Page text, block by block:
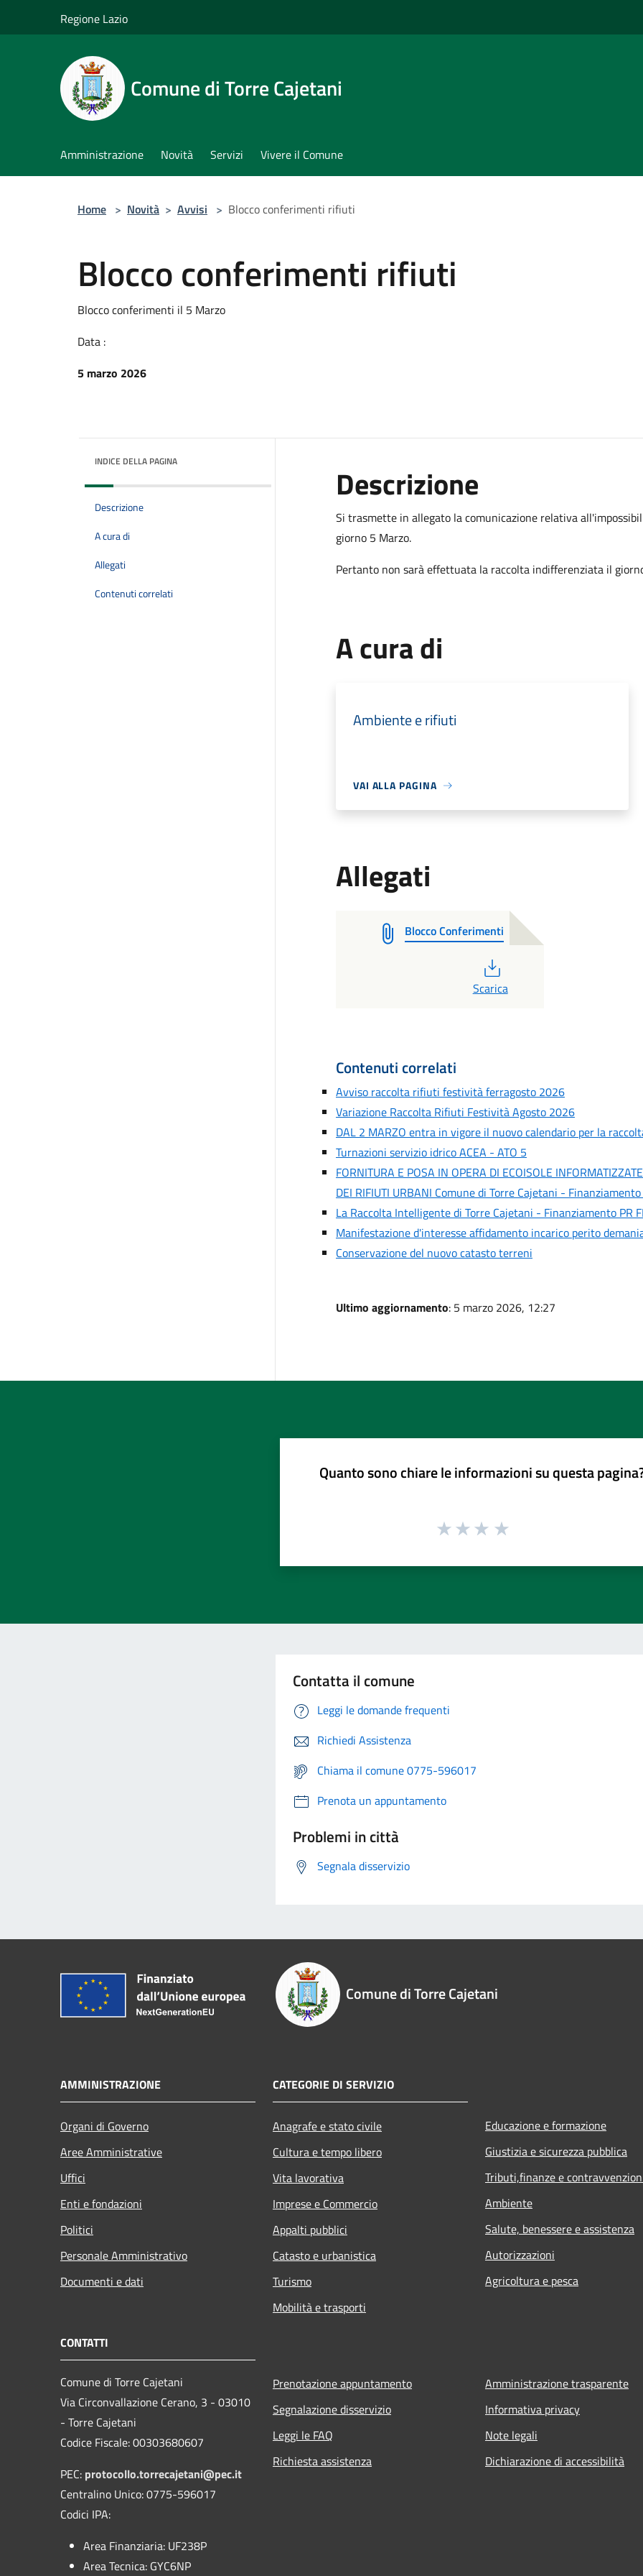
Regione Lazio
Comune di Torre Cajetani
Amministrazione Novità Servizi Vivere il Comune
Home > Novità > Avvisi > Blocco conferimenti rifiuti
Blocco conferimenti rifiuti
Blocco conferimenti il 5 Marzo
Data :
5 marzo 2026
INDICE DELLA PAGINA
Descrizione
A cura di
Allegati
Contenuti correlati
Descrizione
Si trasmette in allegato la comunicazione relativa
giorno 5 Marzo.
Pertanto non sarà effettuata la raccolta indifferenziata il
A cura di
Ambiente e rifiuti
VAI ALLA PAGINA
Allegati
Blocco Conferimenti
Scarica
Contenuti correlati
Avviso raccolta rifiuti festività ferragosto 2026
Variazione Raccolta Rifiuti Festività Agosto 2026
DAL 2 MARZO entra in vigore il nuovo calendario per la
Turnazioni servizio idrico ACEA - ATO 5
FORNITURA E POSA IN OPERA DI ECOISOLE
DEI RIFIUTI URBANI Comune di Torre Cajetani -
La Raccolta Intelligente di Torre Cajetani - Finanziamento PR
Manifestazione d'interesse affidamento incarico perito
Conservazione del nuovo catasto terreni
Ultimo aggiornamento: 5 marzo 2026, 12:27
Quanto sono chiare le informazioni su questa
Contatta il comune
Leggi le domande frequenti
Richiedi Assistenza
Chiama il comune 0775-596017
Prenota un appuntamento
Problemi in città
Segnala disservizio
Comune di Torre Cajetani
AMMINISTRAZIONE
Organi di Governo
Aree Amministrative
Uffici
Enti e fondazioni
Politici
Personale Amministrativo
Documenti e dati
CATEGORIE DI SERVIZIO
Anagrafe e stato civile
Cultura e tempo libero
Vita lavorativa
Imprese e Commercio
Appalti pubblici
Catasto e urbanistica
Turismo
Mobilità e trasporti
Educazione e formazione
Giustizia e sicurezza pubblica
Tributi,finanze e
Ambiente
Salute, benessere e assistenza
Autorizzazioni
Agricoltura e pesca
CONTATTI
Comune di Torre Cajetani
Via Circonvallazione Cerano, 3 - 03010
- Torre Cajetani
Codice Fiscale: 00303680607
PEC: protocollo.torrecajetani@pec.it
Centralino Unico: 0775-596017
Codici IPA:
Area Finanziaria: UF238P
Area Tecnica: GYC6NP
Prenotazione appuntamento
Segnalazione disservizio
Leggi le FAQ
Richiesta assistenza
Amministrazione trasparente
Informativa privacy
Note legali
Dichiarazione di accessibilità